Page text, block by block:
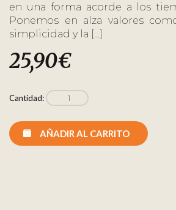
en una forma acorde a los
Ponemos en alza valores
simplicidad y la […]
25,90€
Cantidad:
AÑADIR AL CARRITO